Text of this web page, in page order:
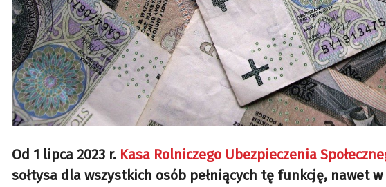
Od 1 lipca 2023 r. Kasa Rolniczego Ubezpieczenia
sołtysa dla wszystkich osób pełniących tę funkcję, nawet